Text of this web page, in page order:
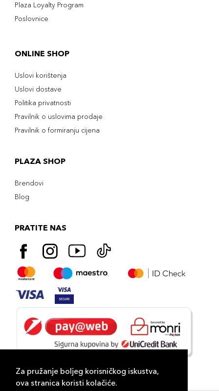
Za pružanje boljeg korisničkog iskustva,
ova stranica koristi kolačiće.
Plaza Loyalty Program
Poslovnice
ONLINE SHOP
Uslovi korištenja
Uslovi dostave
Politika privatnosti
Pravilnik o uslovima prodaje
Pravilnik o formiranju cijena
PLAZA SHOP
Brendovi
Blog
PRATITE NAS